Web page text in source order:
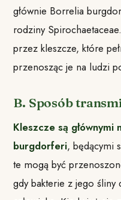
głównie Borrelia
rodziny
przez kleszcze, które
przenosząc je na ludzi
B. Sposób
Kleszcze są
burgdorferi, będącymi
te mogą być
gdy bakterie z jego śliny